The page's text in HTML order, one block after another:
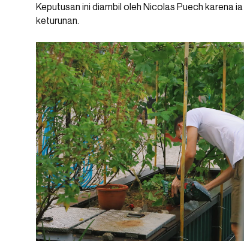
Keputusan ini diambil oleh Nicolas Puech karena
keturunan.